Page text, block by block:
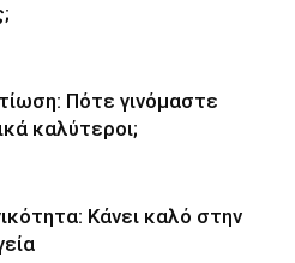
Πότε γινόμαστε
καλύτεροι;
Κάνει καλό στην